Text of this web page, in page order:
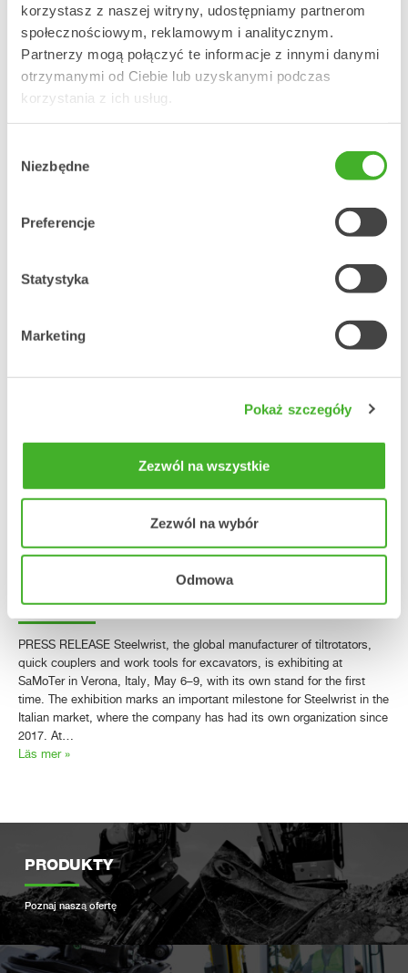
korzystasz z naszej witryny, udostępniamy partnerom
społecznościowym, reklamowym i analitycznym.
Partnerzy mogą połączyć te informacje z innymi danymi
otrzymanymi od Ciebie lub uzyskanymi podczas
korzystania z ich usług.
zgody
Niezbędne
Preferencje
Statystyka
Marketing
Pokaż szczegóły
Zezwól na wszystkie
Zezwól na wybór
Odmowa
zobaczyć wszystkie siedem modeli serii XTR, obejrzeć…
Läs mer »
Steelwrist prezentuje tiltrotatory
serii XTR w Azji i ogłasza
rozszerzenie standardu Open-S o
rozmiar OS40 podczas targów
CSPI-EXPO
KOMUNIKAT PRASOWY Steelwrist zaprezentuje trzecią generację
tiltrotatorów serii XTR na rynku azjatyckim podczas targów CSPI-
prezentacji systemu sterowania QuantumConnect, dwóm
elektrycznym koparkom wyposażonym w tiltrotatory Steelwrist oraz
Steelwrist makes its SaMoTer
debut with live demonstrations,
third-generation XTR tiltrotators
and award-winning SQ40
technology
PRESS RELEASE Steelwrist, the global manufacturer of tiltrotators,
quick couplers and work tools for excavators, is exhibiting at
SaMoTer in Verona, Italy, May 6–9, with its own stand for the first
time. The exhibition marks an important milestone for Steelwrist in the
Italian market, where the company has had its own organization since
2017. At…
Läs mer »
PRODUKTY
Poznaj naszą ofertę